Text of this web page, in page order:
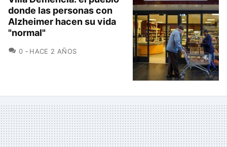
donde las personas con
Alzheimer hacen su vida
"normal"
0 COMENTARIOS
HACE 2 AÑOS